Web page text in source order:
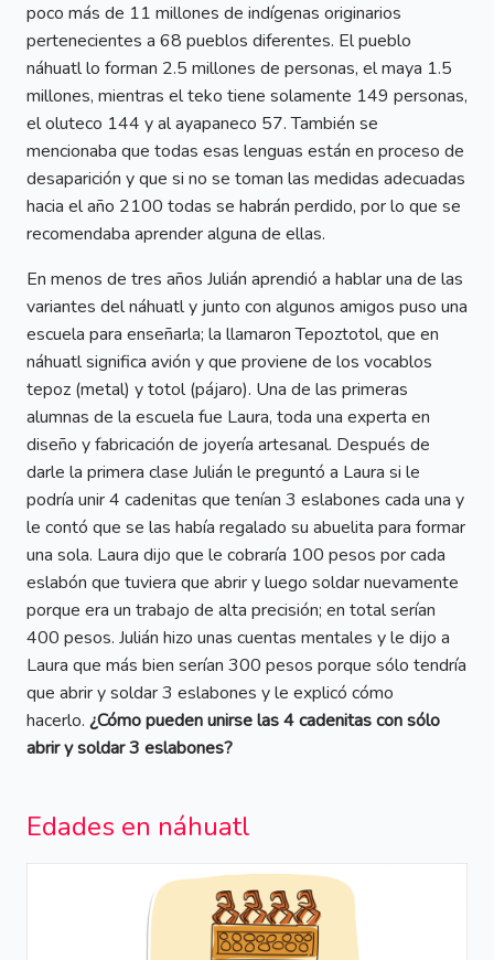
poco más de 11 millones de indígenas originarios
pertenecientes a 68 pueblos diferentes. El pueblo
náhuatl lo forman 2.5 millones de personas, el maya 1.5
millones, mientras el teko tiene solamente 149 personas,
el oluteco 144 y al ayapaneco 57. También se
mencionaba que todas esas lenguas están en proceso de
desaparición y que si no se toman las medidas adecuadas
hacia el año 2100 todas se habrán perdido, por lo que se
recomendaba aprender alguna de ellas.
En menos de tres años Julián aprendió a hablar una de las
variantes del náhuatl y junto con algunos amigos puso una
escuela para enseñarla; la llamaron Tepoztotol, que en
náhuatl significa avión y que proviene de los vocablos
tepoz (metal) y totol (pájaro). Una de las primeras
alumnas de la escuela fue Laura, toda una experta en
diseño y fabricación de joyería artesanal. Después de
darle la primera clase Julián le preguntó a Laura si le
podría unir 4 cadenitas que tenían 3 eslabones cada una y
le contó que se las había regalado su abuelita para formar
una sola. Laura dijo que le cobraría 100 pesos por cada
eslabón que tuviera que abrir y luego soldar nuevamente
porque era un trabajo de alta precisión; en total serían
400 pesos. Julián hizo unas cuentas mentales y le dijo a
Laura que más bien serían 300 pesos porque sólo tendría
que abrir y soldar 3 eslabones y le explicó cómo
hacerlo. ¿Cómo pueden unirse las 4 cadenitas con sólo
abrir y soldar 3 eslabones?
Edades en náhuatl